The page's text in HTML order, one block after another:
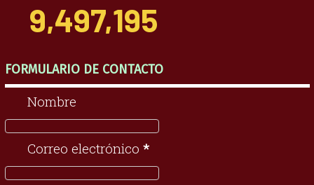
9,497,195
FORMULARIO DE CONTACTO
Nombre
Correo electrónico *